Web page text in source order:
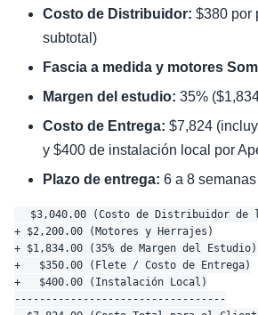
Costo de Distribuidor: $380 por
subtotal)
Fascia a medida y motores
Margen del estudio: 35%
Costo de Entrega: $7,824
y $400 de instalación local por
Plazo de entrega: 6 a 8 semanas
$3,040.00 (Costo de Distribuidor de
+ $2,200.00 (Motores y Herrajes)
+ $1,834.00 (35% de Margen del Estudio)
+   $350.00 (Flete / Costo de Entrega)
+   $400.00 (Instalación Local)
----------------------------------